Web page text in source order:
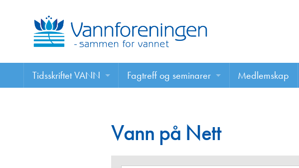
Tidsskriftet VANN
Les VANN digitalt her
Fagtreff og seminarer
Medlemskap
Vann på Nett